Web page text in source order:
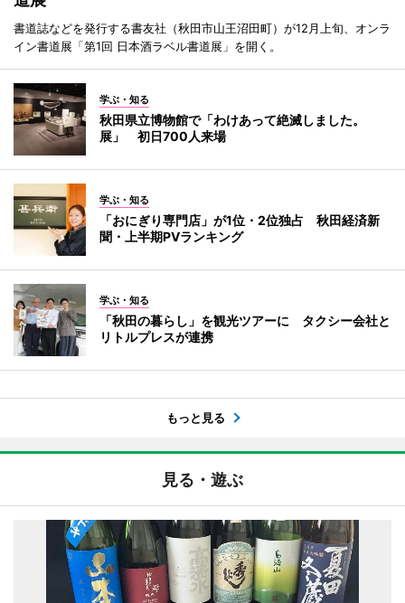
書道誌などを発行する書友社（秋田市山王沼田町）が12月上旬、オンラ
イン書道展「第1回 日本酒ラベル書道展」を開く。
学ぶ・知る
秋田県立博物館で「わけあって絶滅しました。
展」 初日700人来場
学ぶ・知る
「おにぎり専門店」が1位・2位独占 秋田経済新
聞・上半期PVランキング
学ぶ・知る
「秋田の暮らし」を観光ツアーに タクシー会社と
リトルプレスが連携
もっと見る
見る・遊ぶ